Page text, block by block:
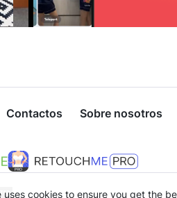
Contactos Sobre nosotros
uses cookies to ensure you get the